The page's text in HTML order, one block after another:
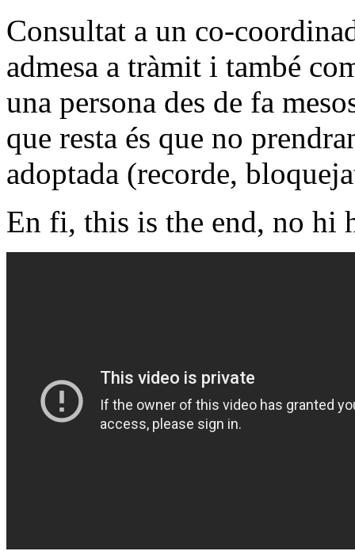
Consultat a un co-
admesa a tràmit i també
una persona des de fa
que resta és que no
adoptada (recorde,
En fi, this is the end, no hi